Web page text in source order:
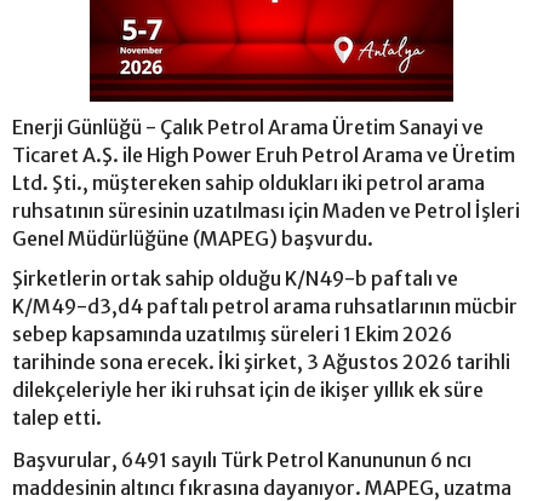
Enerji Günlüğü - Çalık Petrol Arama Üretim Sanayi ve
Ticaret A.Ş. ile High Power Eruh Petrol Arama ve Üretim
Ltd. Şti., müştereken sahip oldukları iki petrol arama
ruhsatının süresinin uzatılması için Maden ve Petrol İşleri
Genel Müdürlüğüne (MAPEG) başvurdu.
Şirketlerin ortak sahip olduğu K/N49-b paftalı ve
K/M49-d3,d4 paftalı petrol arama ruhsatlarının mücbir
sebep kapsamında uzatılmış süreleri 1 Ekim 2026
tarihinde sona erecek. İki şirket, 3 Ağustos 2026 tarihli
dilekçeleriyle her iki ruhsat için de ikişer yıllık ek süre
talep etti.
Başvurular, 6491 sayılı Türk Petrol Kanununun 6 ncı
maddesinin altıncı fıkrasına dayanıyor. MAPEG, uzatma